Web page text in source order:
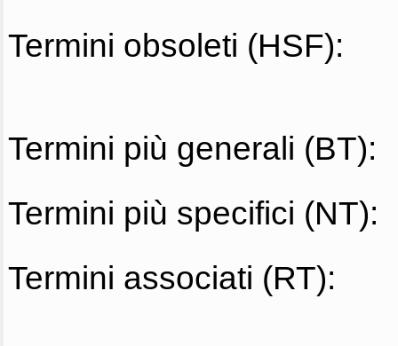
Termini obsoleti (HSF):
Termini più generali (BT):
Termini più specifici (NT):
Termini associati (RT):